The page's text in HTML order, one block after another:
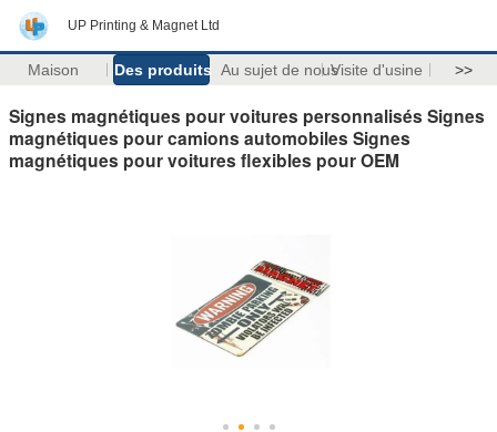
UP Printing & Magnet Ltd
Maison Des produits Au sujet de nousVisite d'usine >>
Signes magnétiques pour voitures personnalisés Signes
magnétiques pour camions automobiles Signes
magnétiques pour voitures flexibles pour OEM